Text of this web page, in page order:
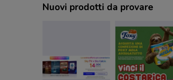
Nuovi prodotti da provare